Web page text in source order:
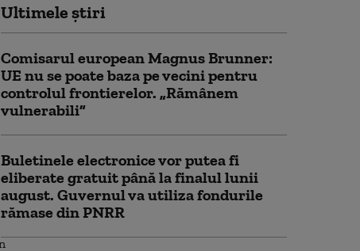
Ultimele știri
Comisarul european Magnus Brunner:
UE nu se poate baza pe vecini pentru
controlul frontierelor. „Rămânem
vulnerabili”
Buletinele electronice vor putea fi
eliberate gratuit până la finalul lunii
august. Guvernul va utiliza fondurile
rămase din PNRR